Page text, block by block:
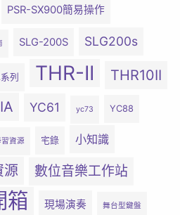
PSR-SX900簡易操作
SLG-200S SLG200s
列 THR-II THR10II
YC61 yc73 YC88
資源 宅錄 小知識
源 數位音樂工作站
箱 現場演奏 舞台型鍵盤